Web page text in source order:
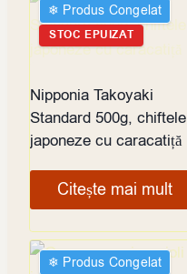
❄︎ Produs Congelat
STOC EPUIZAT
Nipponia Takoyaki
Standard 500g, chiftele
japoneze cu caracatiță
Citește mai mult
❄︎ Produs Congelat